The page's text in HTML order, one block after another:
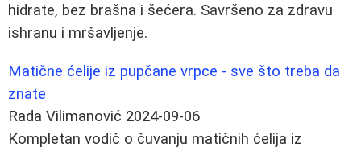
hidrate, bez brašna i šećera. Savršeno za zdravu
ishranu i mršavljenje.
Matične ćelije iz pupčane vrpce - sve što treba da
znate
Rada Vilimanović 2024-09-06
Kompletan vodič o čuvanju matičnih ćelija iz